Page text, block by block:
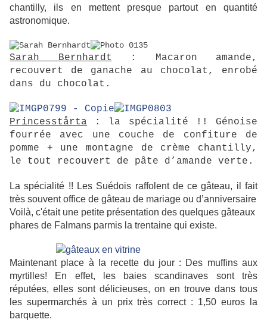
chantilly, ils en mettent presque partout en quantité
astronomique.
Sarah Bernhardt : Macaron amande,
recouvert de ganache au chocolat, enrobé
dans du chocolat.
Princesstårta : la spécialité !! Génoise
fourrée avec une couche de confiture de
pomme + une montagne de crème chantilly,
le tout recouvert de pâte d’amande verte.
La spécialité !! Les Suédois raffolent de ce gâteau, il fait
très souvent office de gâteau de mariage ou d’anniversaire
Voilà, c'était une petite présentation des quelques gâteaux
phares de Falmans parmis la trentaine qui existe.
Maintenant place à la recette du jour : Des muffins aux
myrtilles! En effet, les baies scandinaves sont très
réputées, elles sont délicieuses, on en trouve dans tous
les supermarchés à un prix très correct : 1,50 euros la
barquette.